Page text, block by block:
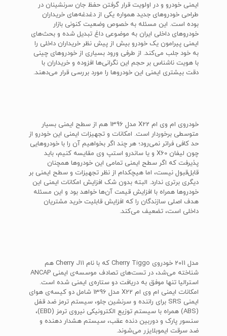
ایمنی خودرو و در اولویت قرار گرفتن حفظ جان سرنشینان در
طراحی خودروهای جدید همواره یکی از دغدغه‌های خریداران
بوده است. این مسئله به خصوص وضعیت کنونی بازار
خودروهای داخلی ایران به موضوعی داغ تبدیل شده و بحث‌های
ایمنی پیرامون یک خودرو بیش از پیش نظر خریداران داخلی را
به خود جلب می‌کند. از طرفی ورود بسیاری از خودروهای چینی
با هویت ناشناس بر حجم این نگرانی‌ها افزوده و خریداران با
دقت بیشتری ایمنی این خودروها را مورد بررسی قرار می‌دهند.
خودروی ام وی ام X22 مدل 1396 هم از سطح ایمنی بسیار
متوسطی برخوردار است. امکانات و تجهیزات ایمنی این خودرو از
حد کافی فراتر نمی‌رود؛ هر چند اگر بخواهیم آن را با خودروهایی
چون لیفان X60 و یا ساندرو استپ وی مقایسه کنیم، باید
پذیرفت که اگر سطح ایمنی تمامی این خودروها همچنان
قابل‌قبول نیست، اما هیچکدام از نظر تجهیزات و سطح ایمنی بر
دیگری برتری ندارد. البته بدون شک افزایش امکانات ایمنی این
خودروها همراه با افزایش قیمت آن‌ها خواهد بود و این مسئله
هدف اصلی سازندگان را که افزایش قابلیت خرید مشتریان
داخلی است، تضعیف می‌کند.
مدل 2011 خودروی Cherry Tiggo که با نام Cherry J11 هم
شناخته می‌شد، در تست‌های تصادف موسسه‌ی ایمنی ANCAP
استرالیا تنها موفق به دریافت دو ستاره‌ی ایمنی شده است.
امکانات ایمنی ام وی ام X22 مدل 1396 شامل دو کیسه‌ی هوای
ایمنی SRS برای راننده و سرنشین جلو، سیستم ترمز ضد قفل
(ABS) همراه با سیستم توزیع الکترونیکی نیروی ترمز (EBD)،
سنسور پارک و دوربین دنده عقب، سیستم هشدار دهنده و
ضد سرقت ایموبلایزر می‌شوند.